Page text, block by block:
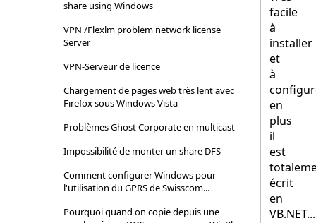
share using Windows
VPN /Flexlm problem network license
Server
VPN-Serveur de licence
Chargement de pages web très lent avec
Firefox sous Windows Vista
Problèmes Ghost Corporate en multicast
Impossibilité de monter un share DFS
Comment configurer Windows pour
l'utilisation du GPRS de Swisscom...
Pourquoi quand on copie depuis une
facile
à
installer
et
à
en
plus
il
est
écrit
en
VB.NET...